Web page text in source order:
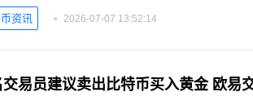
资讯 2026-07-07 13:52:14
交易员建议卖出比特币买入黄金 欧易